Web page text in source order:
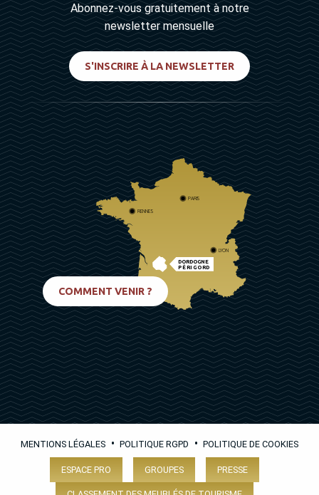
Abonnez-vous gratuitement à notre
newsletter mensuelle
S'INSCRIRE À LA NEWSLETTER
DORDOGNE
PÉRIGORD
PARIS
RENNES
LYON
COMMENT VENIR ?
MENTIONS LÉGALES • POLITIQUE RGPD • POLITIQUE DE COOKIES
ESPACE PRO GROUPES PRESSE